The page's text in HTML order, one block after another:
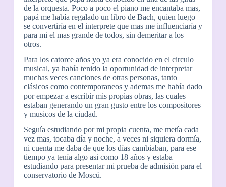
de la orquesta. Poco a poco el piano me encantaba mas,
papá me había regalado un libro de Bach, quien luego
se convertiría en el interprete que mas me influenciaría y
para mi el mas grande de todos, sin demeritar a los
otros.
Para los catorce años yo ya era conocido en el circulo
musical, ya había tenido la oportunidad de interpretar
muchas veces canciones de otras personas, tanto
clásicos como contemporaneos y ademas me había dado
por empezar a escribir mis propias obras, las cuales
estaban generando un gran gusto entre los compositores
y musicos de la ciudad.
Seguía estudiando por mi propia cuenta, me metía cada
vez mas, tocaba día y noche, a veces ni siquiera dormía,
ni cuenta me daba de que los días cambiaban, para ese
tiempo ya tenía algo asi como 18 años y estaba
estudiando para presentar mi prueba de admisión para el
conservatorio de Moscú.